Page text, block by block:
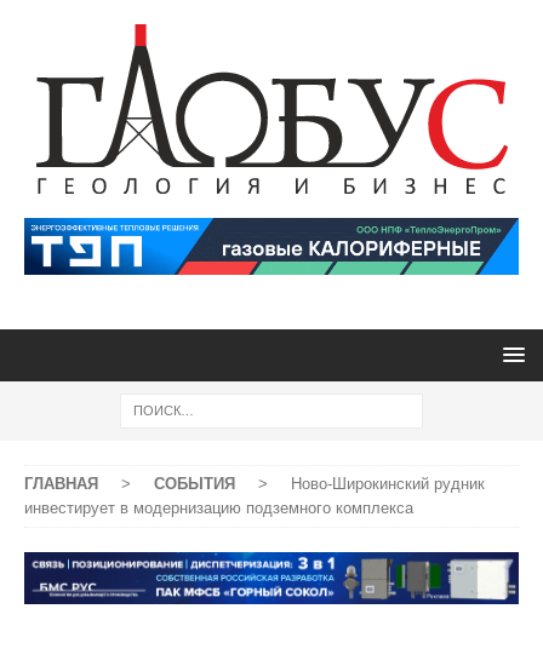
ГЛАВНАЯ > СОБЫТИЯ >
Ново-Широкинский рудник
инвестирует в модернизацию подземного комплекса